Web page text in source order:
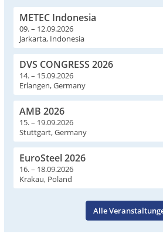
METEC Indonesia
09. – 12.09.2026
Jarkarta, Indonesia
DVS CONGRESS 2026
14. – 15.09.2026
Erlangen, Germany
AMB 2026
15. – 19.09.2026
Stuttgart, Germany
EuroSteel 2026
16. – 18.09.2026
Krakau, Poland
Alle